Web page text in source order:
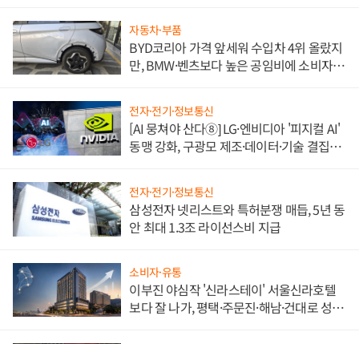
자동차·부품
BYD코리아 가격 앞세워 수입차 4위 올랐지
만, BMW·벤츠보다 높은 공임비에 소비자
전자·전기·정보통신
[AI 뭉쳐야 산다⑧] LG·엔비디아 '피지컬 AI'
동맹 강화, 구광모 제조·데이터·기술 결집
전자·전기·정보통신
삼성전자 넷리스트와 특허분쟁 매듭, 5년 동
안 최대 1.3조 라이선스비 지급
소비자·유통
이부진 야심작 '신라스테이' 서울신라호텔
보다 잘 나가, 평택·주문진·해남·건대로 성